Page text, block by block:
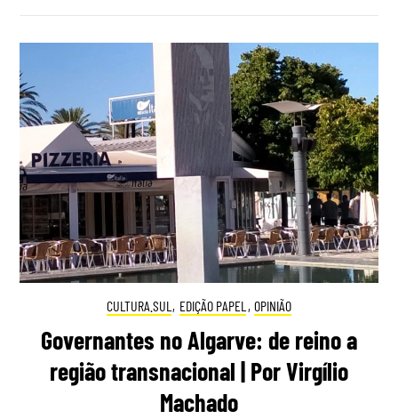
CULTURA.SUL , EDIÇÃO PAPEL , OPINIÃO
Governantes no Algarve: de reino a
região transnacional | Por Virgílio
Machado